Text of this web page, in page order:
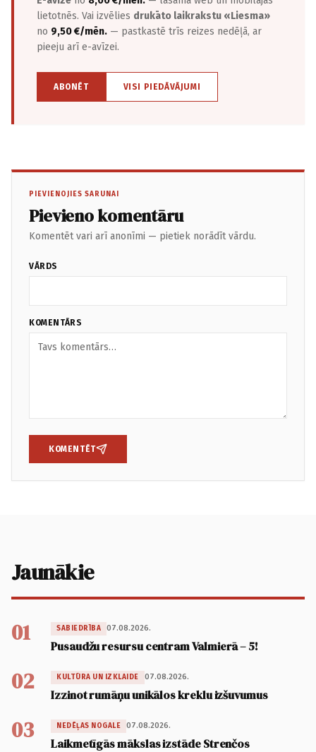
lietotnēs. Vai izvēlies drukāto laikrakstu «Liesma»
no 9,50 €/mēn. — pastkastē trīs reizes nedēļā, ar
pieeju arī e-avīzei.
ABONĒT VISI PIEDĀVĀJUMI
PIEVIENOJIES SARUNAI
Pievieno komentāru
Komentēt vari arī anonīmi — pietiek norādīt vārdu.
VĀRDS
KOMENTĀRS
KOMENTĒT
Jaunākie
01 SABIEDRĪBA 07.08.2026.
Pusaudžu resursu centram Valmierā – 5!
02 KULTŪRA UN IZKLAIDE 07.08.2026.
Izzinot rumāņu unikālos kreklu izšuvumus
03 NEDĒĻAS NOGALE 07.08.2026.
Laikmetīgās mākslas izstāde Strenčos